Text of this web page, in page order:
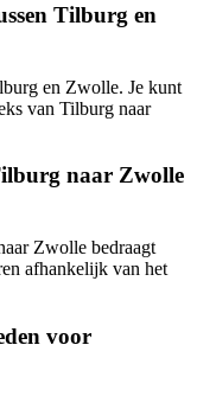
Tilburg en
en Zwolle. Je kunt
van Tilburg naar
naar Zwolle
Zwolle bedraagt
afhankelijk van het
voor